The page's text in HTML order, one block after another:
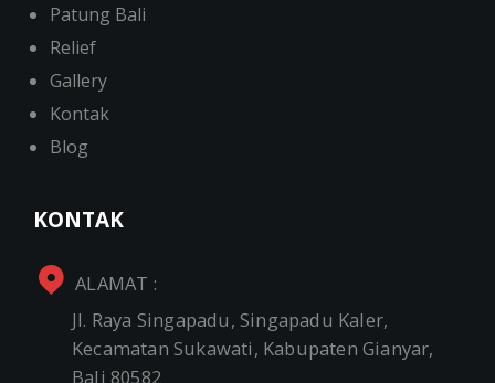
Patung Bali
Relief
Gallery
Kontak
Blog
KONTAK
ALAMAT :
Jl. Raya Singapadu, Singapadu Kaler,
Kecamatan Sukawati, Kabupaten Gianyar,
Bali 80582